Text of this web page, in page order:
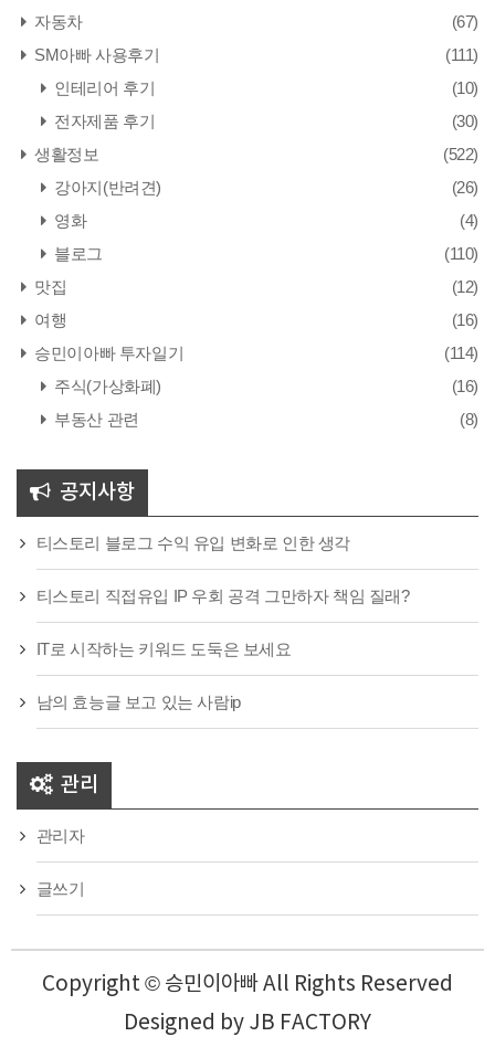
자동차
(67)
SM아빠 사용후기
(111)
인테리어 후기
(10)
전자제품 후기
(30)
생활정보
(522)
강아지(반려견)
(26)
영화
(4)
블로그
(110)
맛집
(12)
여행
(16)
승민이아빠 투자일기
(114)
주식(가상화폐)
(16)
부동산 관련
(8)
공지사항
티스토리 블로그 수익 유입 변화로 인한 생각
티스토리 직접유입 IP 우회 공격 그만하자 책임 질래?
IT로 시작하는 키워드 도둑은 보세요
남의 효능글 보고 있는 사람ip
관리
관리자
글쓰기
Copyright © 승민이아빠 All Rights Reserved
Designed by JB FACTORY